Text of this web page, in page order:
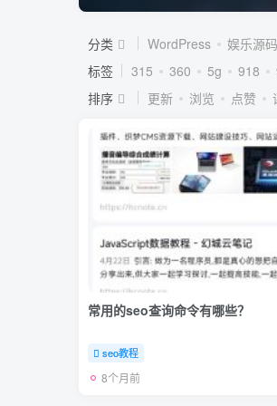
分类 WordPress 娱乐源码
标签
315 360 5g 918
排序
更新 浏览 点赞
常用的seo查询命令有哪些？
seo教程
8个月前